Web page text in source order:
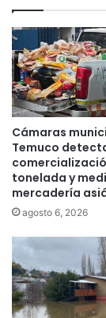
a
c
o
r
e
c
i
i
e
r
o
n
m
p
u
t
o
n
p
r
i
m
e
r
a
p
l
a
n
d
e
a
g
Cámaras
Temuco
tonelada y
mercadería
agosto 6, 2026